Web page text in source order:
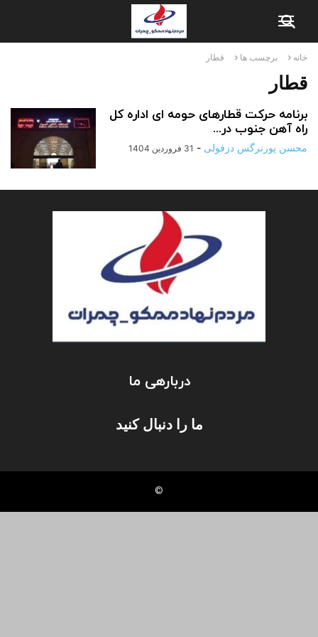
خانه برچسب ها قطار
قطار
برنامه حرکت قطارهای حومه ای اداره کل
راه آهن جنوب در...
محسن پورنرگس دزفولی - 31 فروردین 1404
دربارهی ما
ما را دنبال کنید
©